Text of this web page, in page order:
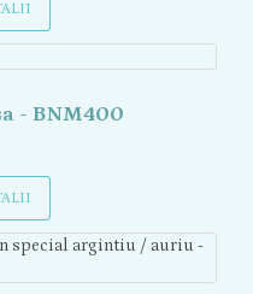
- BNM400